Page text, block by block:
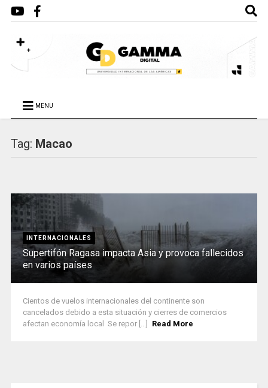
MENU
Tag: Macao
INTERNACIONALES
Supertifón Ragasa impacta Asia y provoca fallecidos
en varios países
Cientos de vuelos internacionales del continente son
cancelados debido a esta situación y cierres de comercios
afectan economía local Se repor [...]
Read More